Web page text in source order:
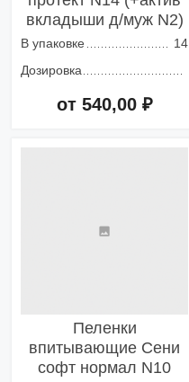
вкладыши д/муж N2)
В упаковке
14
Дозировка
от 540,00 ₽
Пеленки
впитывающие Сени
софт нормал N10